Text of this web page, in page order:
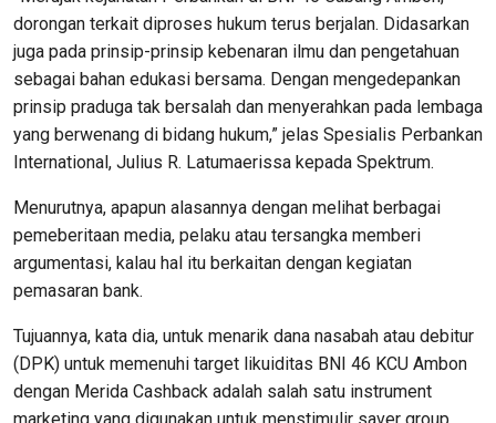
dorongan terkait diproses hukum terus berjalan. Didasarkan
juga pada prinsip-prinsip kebenaran ilmu dan pengetahuan
sebagai bahan edukasi bersama. Dengan mengedepankan
prinsip praduga tak bersalah dan menyerahkan pada lembaga
yang berwenang di bidang hukum,” jelas Spesialis Perbankan
International, Julius R. Latumaerissa kepada Spektrum.
Menurutnya, apapun alasannya dengan melihat berbagai
pemeberitaan media, pelaku atau tersangka memberi
argumentasi, kalau hal itu berkaitan dengan kegiatan
pemasaran bank.
Tujuannya, kata dia, untuk menarik dana nasabah atau debitur
(DPK) untuk memenuhi target likuiditas BNI 46 KCU Ambon
dengan Merida Cashback adalah salah satu instrument